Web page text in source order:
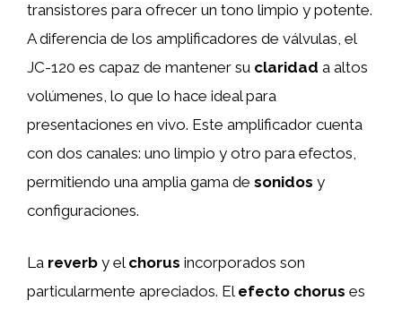
transistores para ofrecer un tono limpio y potente.
A diferencia de los amplificadores de válvulas, el
JC-120 es capaz de mantener su claridad a altos
volúmenes, lo que lo hace ideal para
presentaciones en vivo. Este amplificador cuenta
con dos canales: uno limpio y otro para efectos,
permitiendo una amplia gama de sonidos y
configuraciones.
La reverb y el chorus incorporados son
particularmente apreciados. El efecto chorus es